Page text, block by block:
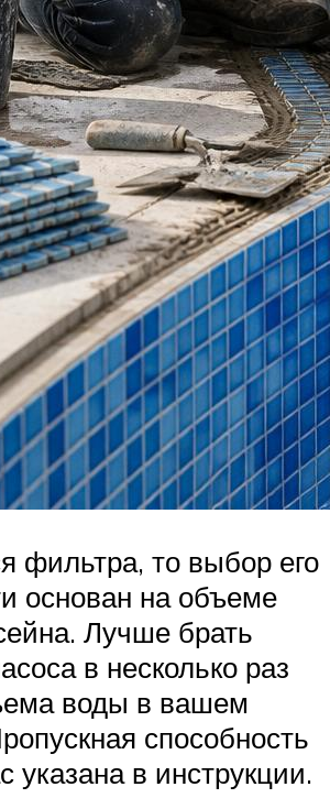
фильтра, то выбор его
основан на объеме
Лучше брать
в несколько раз
воды в вашем
способность
указана в инструкции.